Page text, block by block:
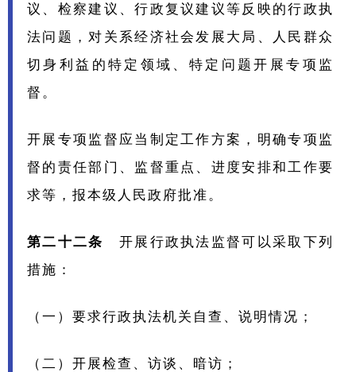
议、检察建议、行政复议建议等反映的行政执
法问题，对关系经济社会发展大局、人民群众
切身利益的特定领域、特定问题开展专项监
督。
开展专项监督应当制定工作方案，明确专项监
督的责任部门、监督重点、进度安排和工作要
求等，报本级人民政府批准。
第二十二条
开展行政执法监督可以采取下列
措施：
（一）要求行政执法机关自查、说明情况；
（二）开展检查、访谈、暗访；